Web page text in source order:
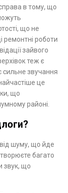
в тому, що
що не
ремонтні роботи
зайвого
теж є
сильне звучання
це
що
районі.
шуму, що йде
багато
звук, що